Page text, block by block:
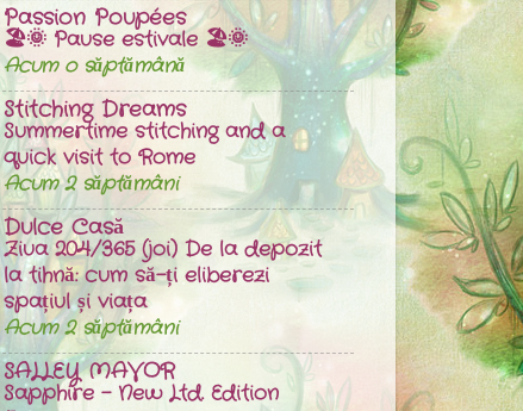
Passion Poupées
🏖️🌞 Pause estivale 🏖️🌞
Acum o săptămână
Stitching Dreams
Summertime stitching and a
quick visit to Rome
Acum 2 săptămâni
Dulce Casă
Ziua 204/365 (joi) De la depozit
la tihnă: cum să-ți eliberezi
spațiul și viața
Acum 2 săptămâni
SALLEY MAVOR
Sapphire – New Ltd. Edition